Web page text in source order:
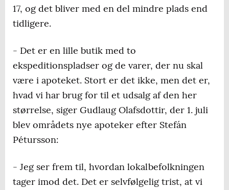
17, og det bliver med en del mindre plads end
tidligere.
- Det er en lille butik med to
ekspeditionspladser og de varer, der nu skal
være i apoteket. Stort er det ikke, men det er,
hvad vi har brug for til et udsalg af den her
størrelse, siger Gudlaug Olafsdottir, der 1. juli
blev områdets nye apoteker efter Stefán
Pétursson:
- Jeg ser frem til, hvordan lokalbefolkningen
tager imod det. Det er selvfølgelig trist, at vi